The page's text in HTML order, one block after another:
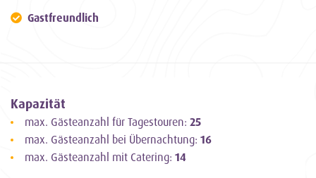
Gastfreundlich
Kapazität
max. Gästeanzahl für Tagestouren: 25
max. Gästeanzahl bei Übernachtung: 16
max. Gästeanzahl mit Catering: 14